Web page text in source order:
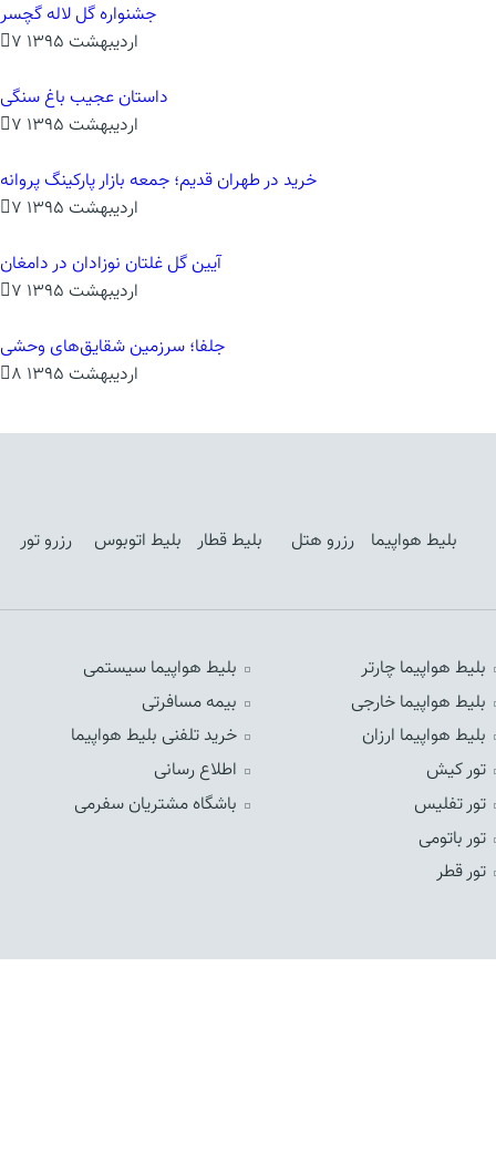
جشنواره گل لاله گچسر
7 اردیبهشت 1395
داستان عجیب باغ سنگی
7 اردیبهشت 1395
خرید در طهران قدیم؛ جمعه بازار پارکینگ پروانه
7 اردیبهشت 1395
آیین گل غلتان نوزادان در دامغان
7 اردیبهشت 1395
جلفا؛ سرزمین شقایق‌های وحشی
8 اردیبهشت 1395
بلیط هواپیما رزرو هتل بلیط قطار بلیط اتوبوس رزرو تور
بلیط هواپیما چارتر
بلیط هواپیما خارجی
بلیط هواپیما ارزان
تور کیش
تور تفلیس
تور باتومی
تور قطر
بلیط هواپیما سیستمی
بیمه مسافرتی
خرید تلفنی بلیط هواپیما
اطلاع رسانی
باشگاه مشتریان سفرمی